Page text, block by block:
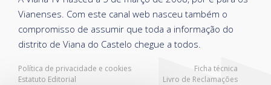
Política de privacidade e cookies
Ficha técnica
Estatuto Editorial
Livro de Reclamações
Vianenses. Com este canal web nasceu também o
compromisso de assumir que toda a informação do
distrito de Viana do Castelo chegue a todos.